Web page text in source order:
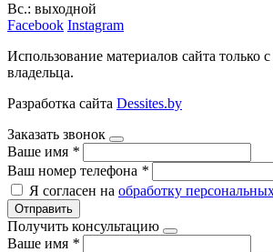
Вс.: выходной
Facebook Instagram
Использование материалов сайта только
владельца.
Разработка сайта Dessites.by
Заказать звонок
Ваше имя *
Ваш номер телефона *
Я согласен на обработку
Отправить
Получить консультацию
Ваше имя *